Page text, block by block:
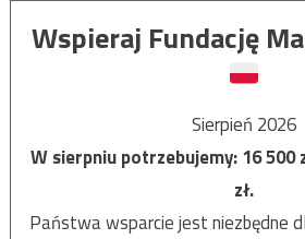
Wspieraj Fundację
Sierpień 2026
W sierpniu potrzebujemy:16 500
zł.
Państwa wsparcie jest niezbędne